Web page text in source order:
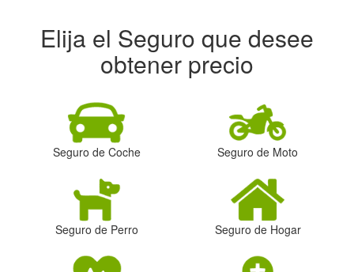
Elija el Seguro que desee
obtener precio
Seguro de Coche Seguro de Moto
Seguro de Perro Seguro de Hogar